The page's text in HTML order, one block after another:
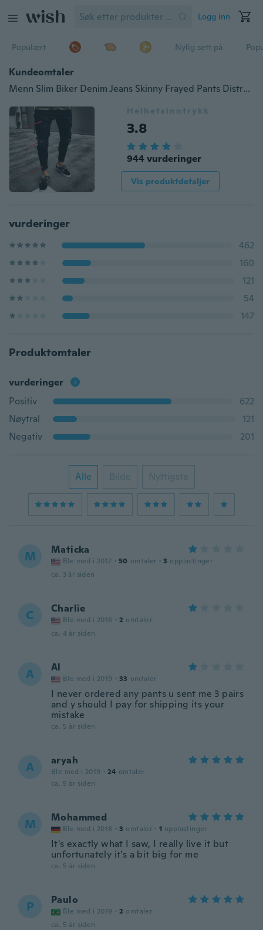
Logg inn
Populært Nylig sett på
Kundeomtaler
Menn Slim Biker Denim Jeans Skinny Frayed Pants Distressed Rip Troursers Glidelås
Helhetsinntrykk
3.8
944 vurderinger
Vis produktdetaljer
vurderinger
462
160
121
54
147
Produktomtaler
vurderinger
Positiv
622
Nøytral
121
Negativ
201
Alle Bilde Nyttigste
M Maticka
Ble med i 2017 · 50 omtaler · 3 opplastinger
ca. 3 år siden
C Charlie
Ble med i 2016 · 2 omtaler
ca. 4 år siden
A Al
Ble med i 2019 · 33 omtaler
I never ordered any pants u sent me 3 pairs
and y should I pay for shipping its your
mistake
ca. 5 år siden
A aryah
Ble med i 2019 · 24 omtaler
ca. 5 år siden
M Mohammed
Ble med i 2018 · 3 omtaler · 1 opplastinger
It's exactly what I saw, I really live it but
unfortunately it's a bit big for me
ca. 5 år siden
P Paulo
Ble med i 2019 · 2 omtaler
ca. 5 år siden